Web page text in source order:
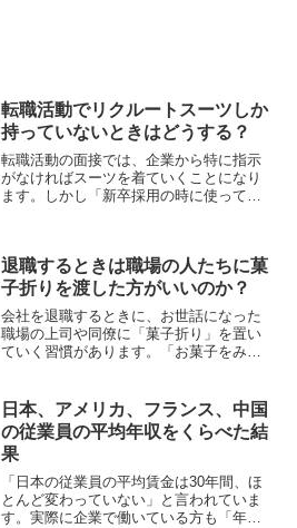
転職活動でリクルートスーツしか
持っていないときはどうする？
転職活動の面接では、企業から特に指示
がなければスーツを着ていくことになり
ます。しかし「新卒採用の時に使ってい
か？」を説明していきます。
退職するときは職場の人たちに菓
子折りを渡した方がいいのか？
会社を退職するときに、お世話になった
職場の上司や同僚に「菓子折り」を置い
ていく習慣があります。「お菓子をみな
たりしますよね。みなさんは退職すると
きはどうしていますか？正...
日本、アメリカ、フランス、中国
の従業員の平均年収をくらべた結
果
「日本の従業員の平均賃金は30年間、ほ
とんど変わっていない」と言われていま
す。実際に企業で働いている方も「年収